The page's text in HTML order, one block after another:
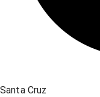
Santa Cruz